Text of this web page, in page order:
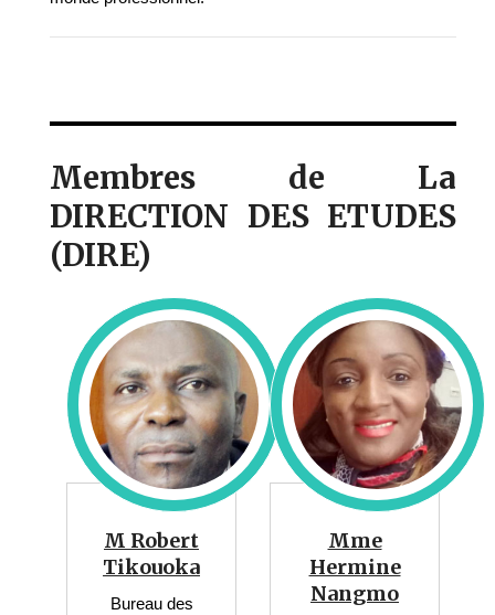
Membres de La
DIRECTION DES ETUDES
(DIRE)
M Robert
Tikouoka
Bureau des
Mme
Hermine
Nangmo